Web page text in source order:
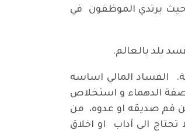
حيث يرتدي الموظفون في
بلد بالعالم.
الفساد المالي اساسه
الدهماء و استخلاص
فم صديقه او عدوه، من
الى آداب او اخلاق